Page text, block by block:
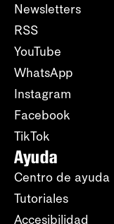
Newsletters
RSS
YouTube
WhatsApp
Instagram
Facebook
TikTok
Ayuda
Centro de ayuda
Tutoriales
Accesibilidad